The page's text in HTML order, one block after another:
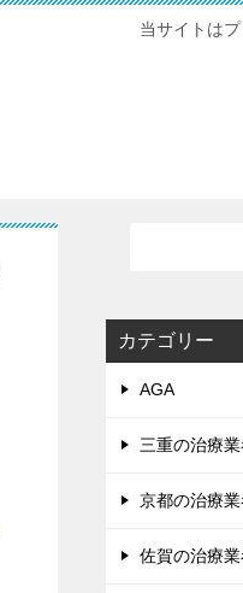
当サイトは
カテゴリー
AGA
三重の治療
京都の治療
佐賀の治療